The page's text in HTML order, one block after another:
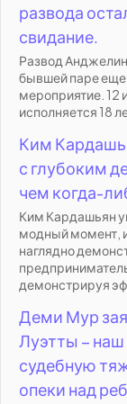
развода
свидание.
Развод
бывшей паре еще
мероприятие. 12
исполняется 18
Ким
с глубоким
чем когда-
Ким Кардашьян
модный момент,
наглядно
демонстрируя
Деми Мур
Луэтты –
судебную
опеки над